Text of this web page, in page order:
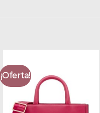
¡Oferta!